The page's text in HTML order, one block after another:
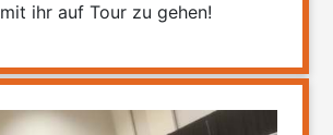
ihr auf Tour zu gehen!